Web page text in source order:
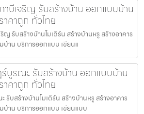
าษีเจริญ รับสร้างบ้าน ออกแบบบ้าน
าคาถูก ทั่วไทย
ญ รับสร้างบ้านโมเดิร์น สร้างบ้านหรู สร้างอาคาร
บ้าน บริการออกแบบ เขียนแ
บูรณะ รับสร้างบ้าน ออกแบบบ้าน
าคาถูก ทั่วไทย
รับสร้างบ้านโมเดิร์น สร้างบ้านหรู สร้างอาคาร
บ้าน บริการออกแบบ เขียนแบบ